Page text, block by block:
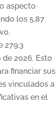
aspecto
los 5,87
279,3
2026. Esto
financiar sus
vinculados a
en el